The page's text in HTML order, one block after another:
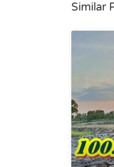
Similar